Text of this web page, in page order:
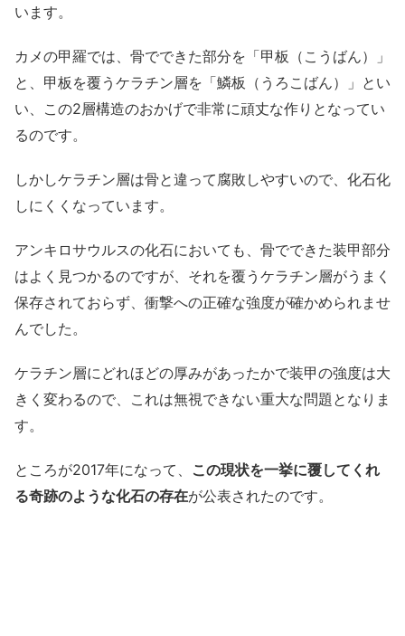
います。
カメの甲羅では、骨でできた部分を「甲板（こうばん）」
と、甲板を覆うケラチン層を「鱗板（うろこばん）」とい
い、この2層構造のおかげで非常に頑丈な作りとなってい
るのです。
しかしケラチン層は骨と違って腐敗しやすいので、化石化
しにくくなっています。
アンキロサウルスの化石においても、骨でできた装甲部分
はよく見つかるのですが、それを覆うケラチン層がうまく
保存されておらず、衝撃への正確な強度が確かめられませ
んでした。
ケラチン層にどれほどの厚みがあったかで装甲の強度は大
きく変わるので、これは無視できない重大な問題となりま
す。
ところが2017年になって、 この現状を一挙に覆してくれ
る奇跡のような化石の存在が公表されたのです。